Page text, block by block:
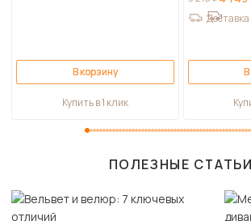
В корзину
Купить в 1 клик
Доставка
ПОЛЕЗНЫЕ СТАТЬИ